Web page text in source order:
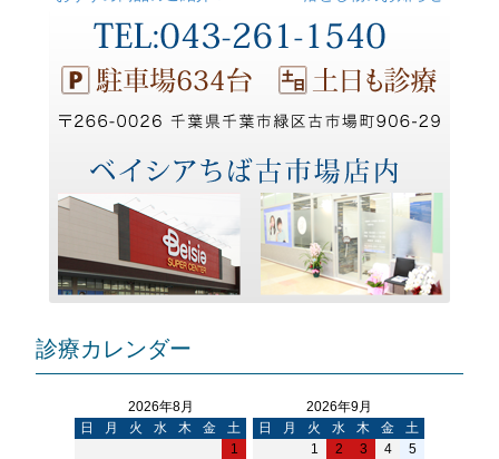
ナ
ビ
ゲ
ョ
診療カレンダー
2026年8月
日
月 火 水 木 金
土
1
2026年9月
日
月 火 水 木 金
土
1
2 3 4
5